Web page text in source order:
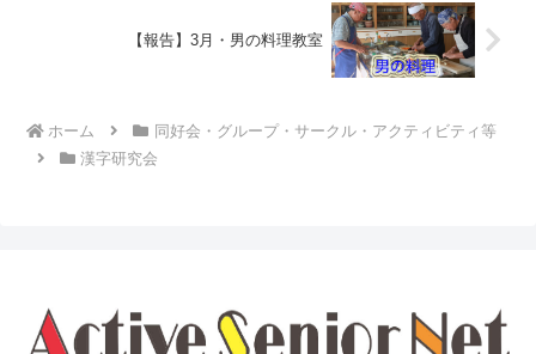
【報告】3月・男の料理教室
ホーム
同好会・グループ・サークル・アクティビティ等
漢字研究会